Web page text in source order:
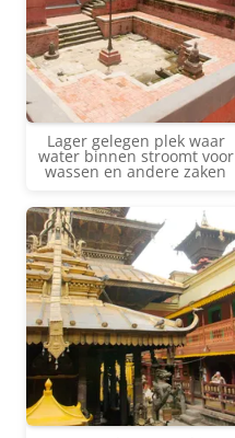
Lager gelegen plek waar
water binnen stroomt voor
wassen en andere zaken